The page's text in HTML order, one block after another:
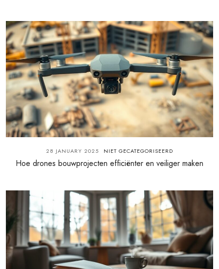
28 JANUARY 2025 NIET GECATEGORISEERD
Hoe drones bouwprojecten efficiënter en veiliger maken